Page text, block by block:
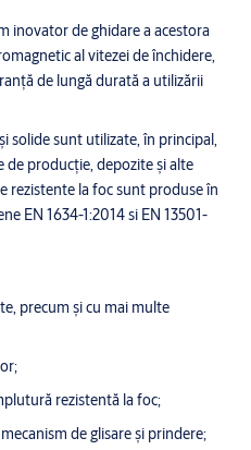
inovator de ghidare a acestora
al vitezei de închidere,
de lungă durată a utilizării
solide sunt utilizate, în principal,
de producție, depozite și alte
rezistente la foc sunt produse în
EN 1634-1:2014 si EN 13501-
precum și cu mai multe
rezistentă la foc;
de glisare și prindere;